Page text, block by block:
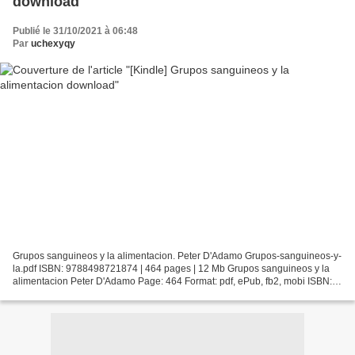
Publié le 31/10/2021 à 06:48
Par uchexyqy
Grupos sanguineos y la alimentacion. Peter D'Adamo Grupos-sanguineos-y-
la.pdf ISBN: 9788498721874 | 464 pages | 12 Mb Grupos sanguineos y la
alimentacion Peter D'Adamo Page: 464 Format: pdf, ePub, fb2, mobi ISBN: